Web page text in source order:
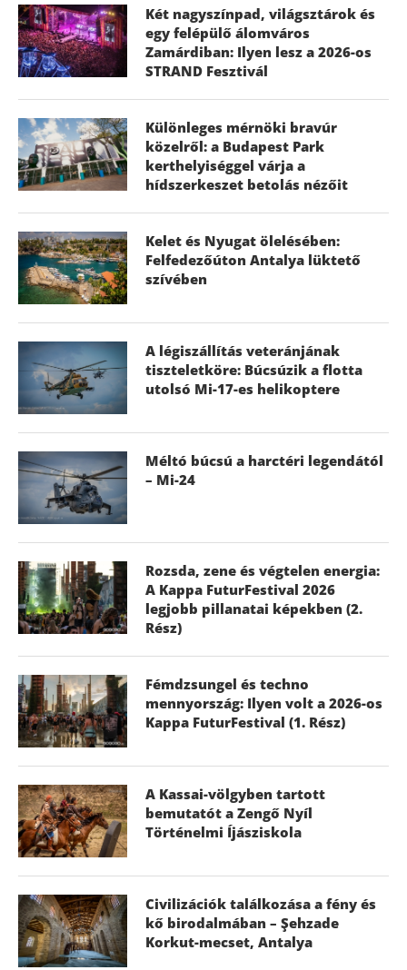
Két nagyszínpad, világsztárok és
egy felépülő álomváros
Zamárdiban: Ilyen lesz a 2026-os
STRAND Fesztivál
Különleges mérnöki bravúr
közelről: a Budapest Park
kerthelyiséggel várja a
hídszerkeszet betolás nézőit
Kelet és Nyugat ölelésében:
Felfedezőúton Antalya lüktető
szívében
A légiszállítás veteránjának
tiszteletköre: Búcsúzik a flotta
utolsó Mi-17-es helikoptere
Méltó búcsú a harctéri legendától
– Mi-24
Rozsda, zene és végtelen energia:
A Kappa FuturFestival 2026
legjobb pillanatai képekben (2.
Rész)
Fémdzsungel és techno
mennyország: Ilyen volt a 2026-os
Kappa FuturFestival (1. Rész)
A Kassai-völgyben tartott
bemutatót a Zengő Nyíl
Történelmi Íjásziskola
Civilizációk találkozása a fény és
kő birodalmában – Şehzade
Korkut-mecset, Antalya